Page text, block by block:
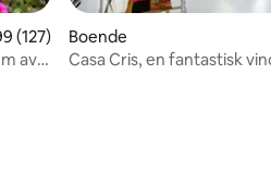
5 i genomsnittligt betyg, 127
(127)
av
Boende
Casa Cris, en fantastisk